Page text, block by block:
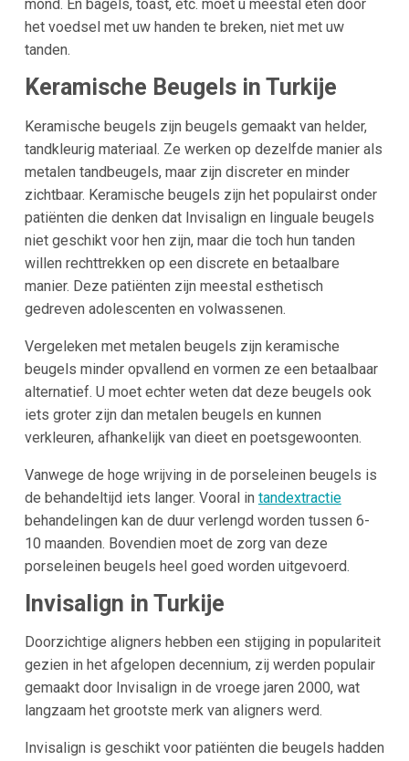
mond. En bagels, toast, etc. moet u meestal eten door
het voedsel met uw handen te breken, niet met uw
tanden.
Keramische Beugels in Turkije
Keramische beugels zijn beugels gemaakt van helder,
tandkleurig materiaal. Ze werken op dezelfde manier als
metalen tandbeugels, maar zijn discreter en minder
zichtbaar. Keramische beugels zijn het populairst onder
patiënten die denken dat Invisalign en linguale beugels
niet geschikt voor hen zijn, maar die toch hun tanden
willen rechttrekken op een discrete en betaalbare
manier. Deze patiënten zijn meestal esthetisch
gedreven adolescenten en volwassenen.
Vergeleken met metalen beugels zijn keramische
beugels minder opvallend en vormen ze een betaalbaar
alternatief. U moet echter weten dat deze beugels ook
iets groter zijn dan metalen beugels en kunnen
verkleuren, afhankelijk van dieet en poetsgewoonten.
Vanwege de hoge wrijving in de porseleinen beugels is
de behandeltijd iets langer. Vooral in tandextractie
behandelingen kan de duur verlengd worden tussen 6-
10 maanden. Bovendien moet de zorg van deze
porseleinen beugels heel goed worden uitgevoerd.
Invisalign in Turkije
Doorzichtige aligners hebben een stijging in populariteit
gezien in het afgelopen decennium, zij werden populair
gemaakt door Invisalign in de vroege jaren 2000, wat
langzaam het grootste merk van aligners werd.
Invisalign is geschikt voor patiënten die beugels hadden